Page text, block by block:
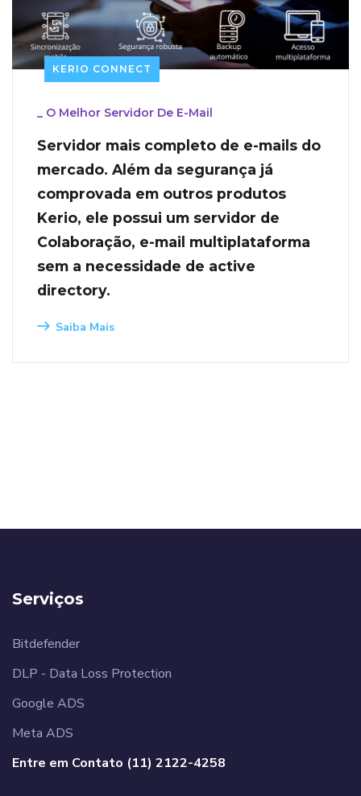
KERIO CONNECT
_ O Melhor Servidor De E-Mail
Servidor mais completo de e-mails do
mercado. Além da segurança já
comprovada em outros produtos
Kerio, ele possui um servidor de
Colaboração, e-mail multiplataforma
sem a necessidade de active
directory.
Saiba Mais
Serviços
Bitdefender
DLP - Data Loss Protection
Google ADS
Meta ADS
Entre em Contato (11) 2122-4258